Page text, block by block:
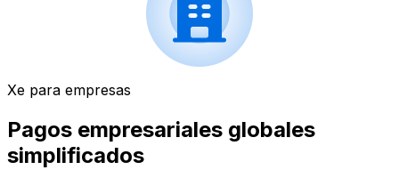
Xe para empresas
Pagos empresariales globales
simplificados